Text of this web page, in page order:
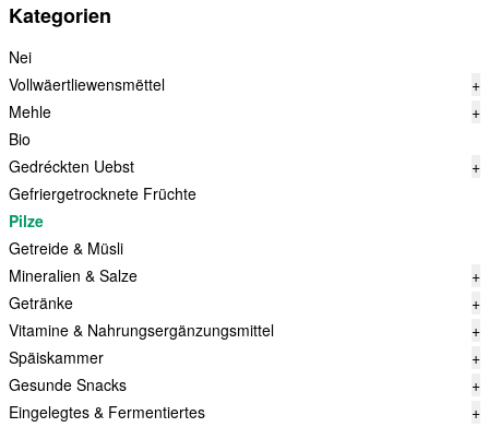
Kategorien
Nei
Vollwäertliewensmëttel
+
Mehle
+
Bio
Gedréckten Uebst
+
Gefriergetrocknete Früchte
Pilze
Getreide & Müsli
Mineralien & Salze
+
Getränke
+
Vitamine & Nahrungsergänzungsmittel
+
Späiskammer
+
Gesunde Snacks
+
Eingelegtes & Fermentiertes
+